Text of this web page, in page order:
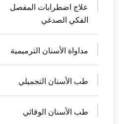
علاج اضطرابات المفصل
الفكي الصدغي
مداواة الأسنان الترميمية
طب الأسنان التجميلي
طب الأسنان الوقائي